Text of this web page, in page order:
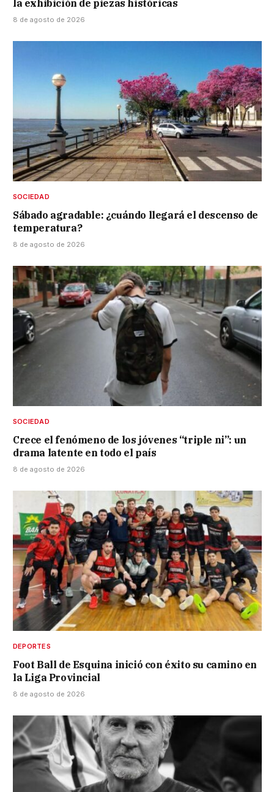
la exhibición de piezas históricas
8 de agosto de 2026
SOCIEDAD
Sábado agradable: ¿cuándo llegará el descenso de
temperatura?
8 de agosto de 2026
SOCIEDAD
Crece el fenómeno de los jóvenes “triple ni”: un
drama latente en todo el país
8 de agosto de 2026
DEPORTES
Foot Ball de Esquina inició con éxito su camino en
la Liga Provincial
8 de agosto de 2026